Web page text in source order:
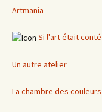
Artmania
Si l'art était conté
Un autre atelier
La chambre des couleurs